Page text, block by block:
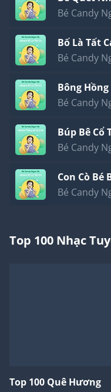
Bé Candy
Bố Là Tất
Bé Candy
Bông Hồng
Bé Candy
Búp Bê Cổ
Bé Candy
Con Cò Bé
Bé Candy
Top 100 Nhạc
Top 100 Quê Hương